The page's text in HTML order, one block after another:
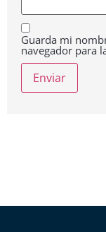
Guarda mi
navegador para